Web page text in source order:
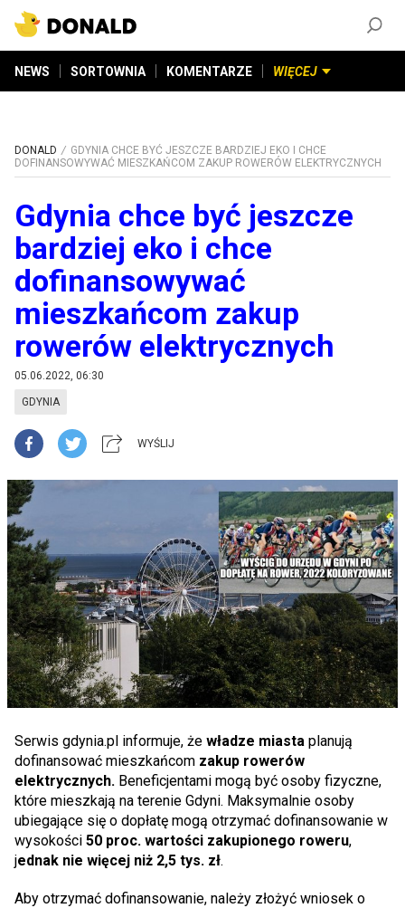
NEWS SORTOWNIA KOMENTARZE WIĘCEJ
DONALD
GDYNIA CHCE BYĆ JESZCZE BARDZIEJ EKO I CHCE
DOFINANSOWYWAĆ MIESZKAŃCOM ZAKUP ROWERÓW ELEKTRYCZNYCH
Gdynia chce być jeszcze
bardziej eko i chce
dofinansowywać
mieszkańcom zakup
rowerów elektrycznych
05.06.2022, 06:30
GDYNIA
WYŚLIJ
Serwis gdynia.pl informuje, że władze miasta planują
dofinansować mieszkańcom zakup rowerów
elektrycznych. Beneficjentami mogą być osoby fizyczne,
które mieszkają na terenie Gdyni. Maksymalnie osoby
ubiegające się o dopłatę mogą otrzymać dofinansowanie w
wysokości 50 proc. wartości zakupionego roweru,
jednak nie więcej niż 2,5 tys. zł.
Aby otrzymać dofinansowanie, należy złożyć wniosek o